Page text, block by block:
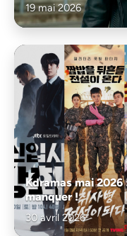
19 mai 2026
Kdramas mai 2026
manquer !
30 avril 2026